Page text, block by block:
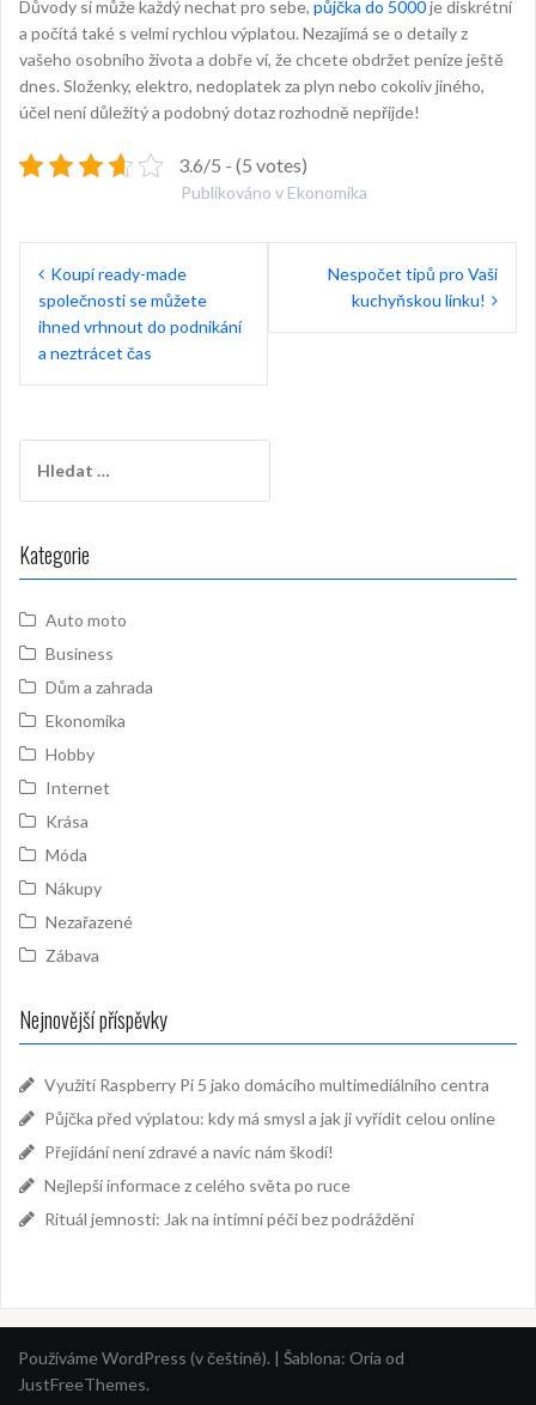
Důvody si může každý nechat pro sebe, půjčka do 5000je diskrétní
a počítá také s velmi rychlou výplatou. Nezajímá se o detaily z
vašeho osobního života a dobře ví, že chcete obdržet peníze ještě
dnes. Složenky, elektro, nedoplatek za plyn nebo cokoliv jiného,
účel není důležitý a podobný dotaz rozhodně nepřijde!
3.6/5 - (5 votes)
Publikováno v Ekonomika
Navigace
pro
příspěvek
Koupí ready-made
společnosti se můžete
ihned vrhnout do podnikání
a neztrácet čas
Nespočet tipů pro Vaši
kuchyňskou linku!
Kategorie
Auto moto
Business
Dům a zahrada
Ekonomika
Hobby
Internet
Krása
Móda
Nákupy
Nezařazené
Zábava
Nejnovější příspěvky
Využití Raspberry Pi 5 jako domácího multimediálního centra
Půjčka před výplatou: kdy má smysl a jak ji vyřídit celou online
Přejídání není zdravé a navíc nám škodí!
Nejlepší informace z celého světa po ruce
Rituál jemnosti: Jak na intimní péči bez podráždění
Používáme WordPress (v češtině). | Šablona: Oria od
JustFreeThemes.